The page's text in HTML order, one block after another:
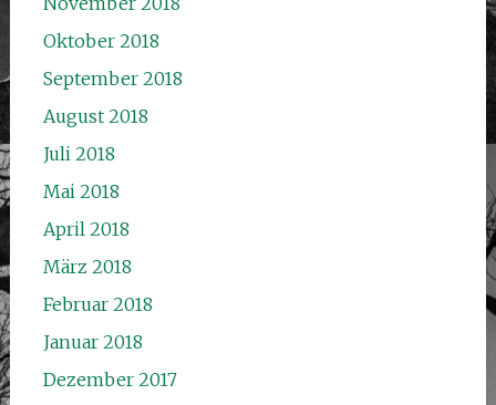
Oktober 2018
September 2018
August 2018
Juli 2018
Mai 2018
April 2018
März 2018
Februar 2018
Januar 2018
Dezember 2017